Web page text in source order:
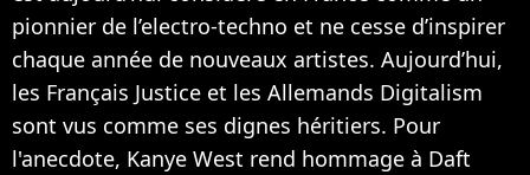
pionnier de l’electro-techno et ne cesse d’inspirer
chaque année de nouveaux artistes. Aujourd’hui,
les Français Justice et les Allemands Digitalism
sont vus comme ses dignes héritiers. Pour
l'anecdote, Kanye West rend hommage à Daft